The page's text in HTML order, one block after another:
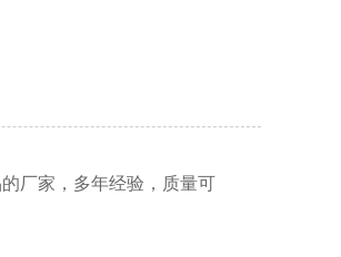
厂家，多年经验，质量可